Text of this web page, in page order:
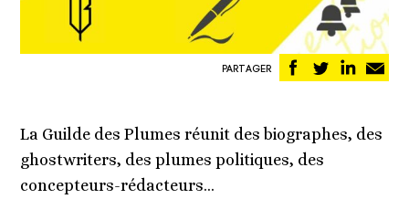
PARTAGER
Partager
sur
Partager
sur sur
La Guilde des Plumes réunit des biographes, des
ghostwriters, des plumes politiques, des
concepteurs-rédacteurs…